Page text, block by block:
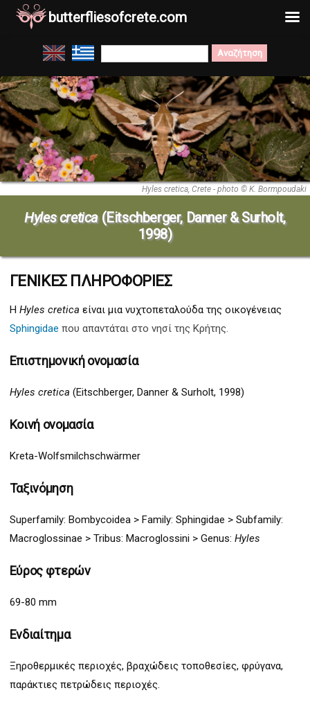
Μετάβαση
στο
περιεχόμενο
Search
for:
Hyles cretica, Crete - photo © K. Bormpoudaki
Hyles cretica(Eitschberger, Danner & Surholt,
1998)
ΓΕΝΙΚΕΣ ΠΛΗΡΟΦΟΡΙΕΣ
Η Hyles cretica είναι μια νυχτοπεταλούδα της οικογένειας
Sphingidae που απαντάται στο νησί της Κρήτης.
Επιστημονική ονομασία
Hyles cretica (Eitschberger, Danner & Surholt, 1998)
Κοινή ονομασία
Kreta-Wolfsmilchschwärmer
Ταξινόμηση
Superfamily: Bombycoidea > Family: Sphingidae > Subfamily:
Macroglossinae > Tribus: Macroglossini > Genus: Hyles
Εύρος φτερών
69-80 mm
Ενδιαίτημα
Ξηροθερμικές περιοχές, βραχώδεις τοποθεσίες, φρύγανα,
παράκτιες πετρώδεις περιοχές.
butterfliesofcrete.com